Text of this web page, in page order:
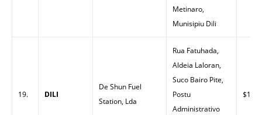
Metinaro,
Munisipiu Dili
19. DILI
De Shun Fuel
Station, Lda
Rua Fatuhada,
Aldeia Laloran,
Suco Bairo Pite,
Postu
Administrativo
$1.49